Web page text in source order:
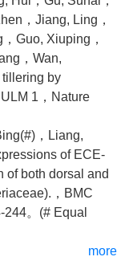
，Jiang, Ling，
Guo, Xiuping，
，Wan,
by
1，Nature
，Liang,
of ECE-
of both dorsal and
，BMC
。(# Equal
more